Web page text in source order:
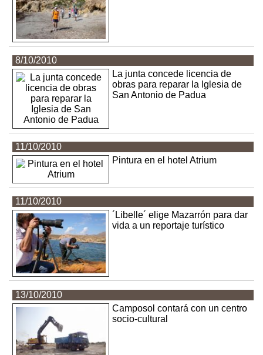
8/10/2010
La junta concede licencia de
obras para reparar la Iglesia de
San Antonio de Padua
11/10/2010
Pintura en el hotel Atrium
11/10/2010
´Libelle´ elige Mazarrón para dar
vida a un reportaje turístico
13/10/2010
Camposol contará con un centro
socio-cultural